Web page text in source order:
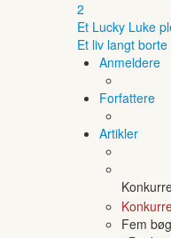
2
Et Lucky Luke
Et liv langt
Anmeldere
Forfattere
Artikler
Fem